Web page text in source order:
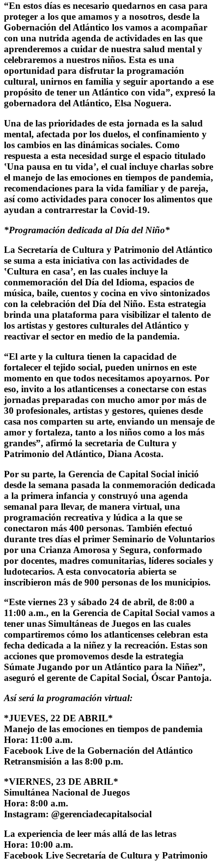
“En estos días es necesario quedarnos en casa para
proteger a los que amamos y a nosotros, desde la
Gobernación del Atlántico los vamos a acompañar
con una nutrida agenda de actividades en las que
aprenderemos a cuidar de nuestra salud mental y
celebraremos a nuestros niños. Esta es una
oportunidad para disfrutar la programación
cultural, unirnos en familia y seguir aportando a ese
propósito de tener un Atlántico con vida”, expresó la
gobernadora del Atlántico, Elsa Noguera.
Una de las prioridades de esta jornada es la salud
mental, afectada por los duelos, el confinamiento y
los cambios en las dinámicas sociales. Como
respuesta a esta necesidad surge el espacio titulado
ʽUna pausa en tu vidaʼ, el cual incluye charlas sobre
el manejo de las emociones en tiempos de pandemia,
recomendaciones para la vida familiar y de pareja,
así como actividades para conocer los alimentos que
ayudan a contrarrestar la Covid-19.
*Programación dedicada al Día del Niño*
La Secretaría de Cultura y Patrimonio del Atlántico
se suma a esta iniciativa con las actividades de
ʽCultura en casaʼ, en las cuales incluye la
conmemoración del Día del Idioma, espacios de
música, baile, cuentos y cocina en vivo sintonizados
con la celebración del Día del Niño. Esta estrategia
brinda una plataforma para visibilizar el talento de
los artistas y gestores culturales del Atlántico y
reactivar el sector en medio de la pandemia.
“El arte y la cultura tienen la capacidad de
fortalecer el tejido social, pueden unirnos en este
momento en que todos necesitamos apoyarnos. Por
eso, invito a los atlanticenses a conectarse con estas
jornadas preparadas con mucho amor por más de
30 profesionales, artistas y gestores, quienes desde
casa nos comparten su arte, enviando un mensaje de
amor y fortaleza, tanto a los niños como a los más
grandes”, afirmó la secretaria de Cultura y
Patrimonio del Atlántico, Diana Acosta.
Por su parte, la Gerencia de Capital Social inició
desde la semana pasada la conmemoración dedicada
a la primera infancia y construyó una agenda
semanal para llevar, de manera virtual, una
programación recreativa y lúdica a la que se
conectaron más 400 personas. También efectuó
durante tres días el primer Seminario de Voluntarios
por una Crianza Amorosa y Segura, conformado
por docentes, madres comunitarias, líderes sociales y
ludotecarios. A esta convocatoria abierta se
inscribieron más de 900 personas de los municipios.
“Este viernes 23 y sábado 24 de abril, de 8:00 a
11:00 a.m., en la Gerencia de Capital Social vamos a
tener unas Simultáneas de Juegos en las cuales
compartiremos cómo los atlanticenses celebran esta
fecha dedicada a la niñez y la recreación. Estas son
acciones que promovemos desde la estrategia
Súmate Jugando por un Atlántico para la Niñez”,
aseguró el gerente de Capital Social, Óscar Pantoja.
Así será la programación virtual:
*JUEVES, 22 DE ABRIL*
Manejo de las emociones en tiempos de pandemia
Hora: 11:00 a.m.
Facebook Live de la Gobernación del Atlántico
Retransmisión a las 8:00 p.m.
*VIERNES, 23 DE ABRIL*
Simultánea Nacional de Juegos
Hora: 8:00 a.m.
Instagram: @gerenciadecapitalsocial
La experiencia de leer más allá de las letras
Hora: 10:00 a.m.
Facebook Live Secretaría de Cultura y Patrimonio